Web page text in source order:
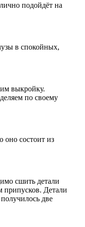
подойдёт на
в спокойных,
выкройку.
по своему
оно состоит из
сшить детали
припусков. Детали
две